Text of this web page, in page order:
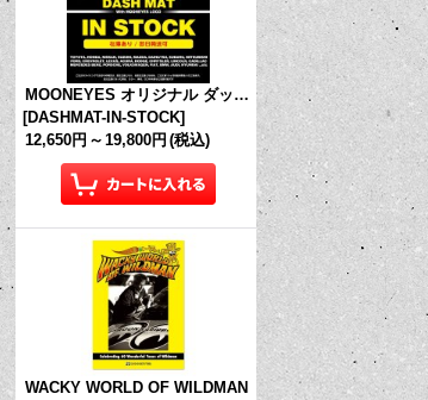
MOONEYES オリジナル ダッシュマット (in Stock!)
[DASHMAT-IN-STOCK]
12,650円 ～ 19,800円 (税込)
WACKY WORLD OF WILDMAN